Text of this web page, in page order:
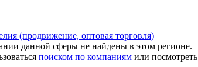
(продвижение, оптовая торговля)
данной сферы не найдены в этом регионе.
поиском по компаниям или посмотреть